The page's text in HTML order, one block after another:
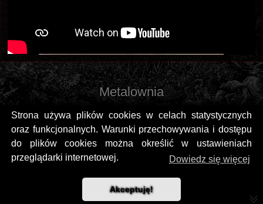
Strona używa plików cookies w celach statystycznych
oraz funkcjonalnych. Warunki przechowywania i dostępu
do plików cookies można określić w ustawieniach
przeglądarki internetowej.
Dowiedz się więcej
Akceptuję!
Metalownia